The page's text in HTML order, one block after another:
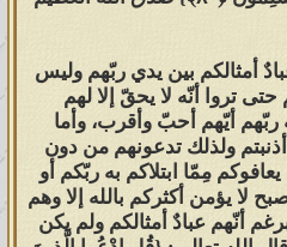
برهانكم إن كنتم
يا عبيدَ عباد
قول الله تعالى:
يَبْتَغُونَ إِلَىٰ رَبِّهِمُ
وَيَرْجُونَ رَحْمَتَهُ
إِنَّ عَذَابَ رَبِّكَ كَانَ
الله العظيم
أمثالكم بين يدي ربّهم وليس
تروا أنّه لا يحقّ إلا لهم
ربّهم أيّهم أحبّ وأقرب، وأما
أذنبتم ولذلك تدعونهم من دون
مِمّا ابتلاكم به ربّكم أو
لا يؤمن أكثركم بالله إلا وهم
أنّهم عبادٌ أمثالكم ولم يكن